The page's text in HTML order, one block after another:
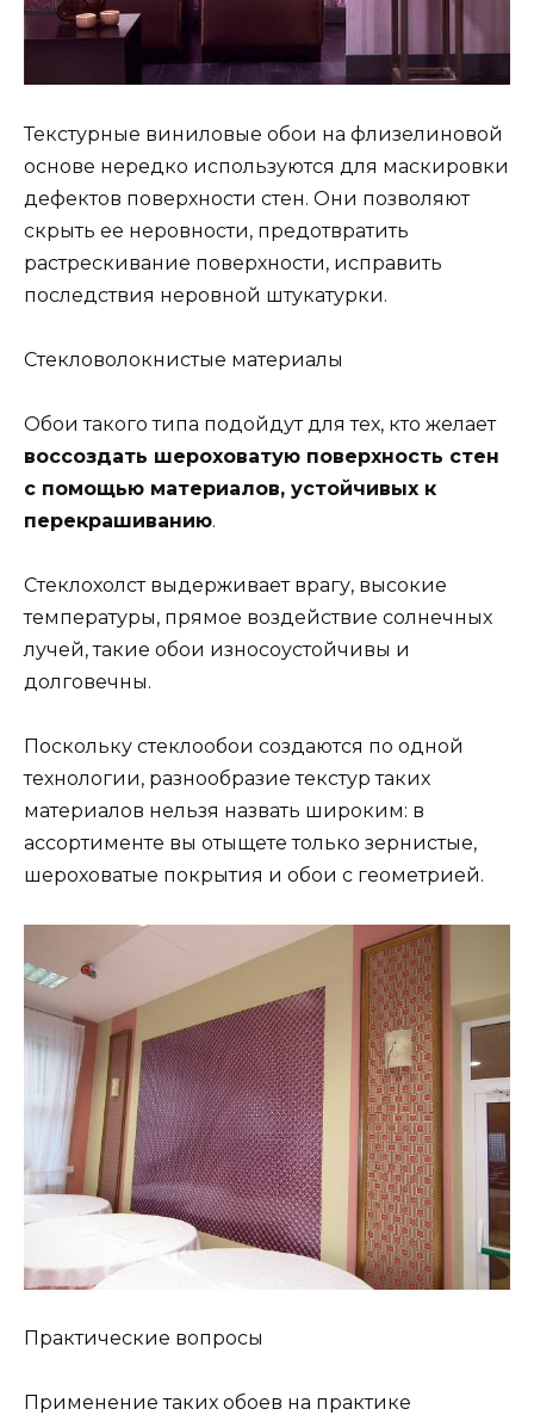
Текстурные виниловые обои на флизелиновой
основе нередко используются для маскировки
дефектов поверхности стен. Они позволяют
скрыть ее неровности, предотвратить
растрескивание поверхности, исправить
последствия неровной штукатурки.
Стекловолокнистые материалы
Обои такого типа подойдут для тех, кто желает
воссоздать шероховатую поверхность стен
с помощью материалов, устойчивых к
перекрашиванию.
Стеклохолст выдерживает врагу, высокие
температуры, прямое воздействие солнечных
лучей, такие обои износоустойчивы и
долговечны.
Поскольку стеклообои создаются по одной
технологии, разнообразие текстур таких
материалов нельзя назвать широким: в
ассортименте вы отыщете только зернистые,
шероховатые покрытия и обои с геометрией.
Практические вопросы
Применение таких обоев на практике